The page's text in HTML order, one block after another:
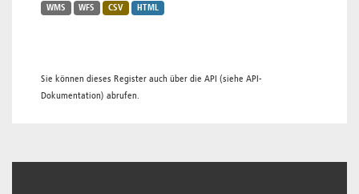
WMS WFS CSV HTML
Sie können dieses Register auch über die API (siehe API-
Dokumentation) abrufen.